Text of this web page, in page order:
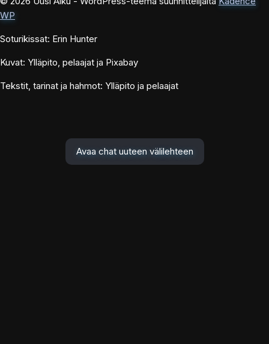
WP
Soturikissat: Erin Hunter
Kuvat: Ylläpito, pelaajat ja Pixabay
Tekstit, tarinat ja hahmot: Ylläpito ja pelaajat
Avaa chat uuteen välilehteen